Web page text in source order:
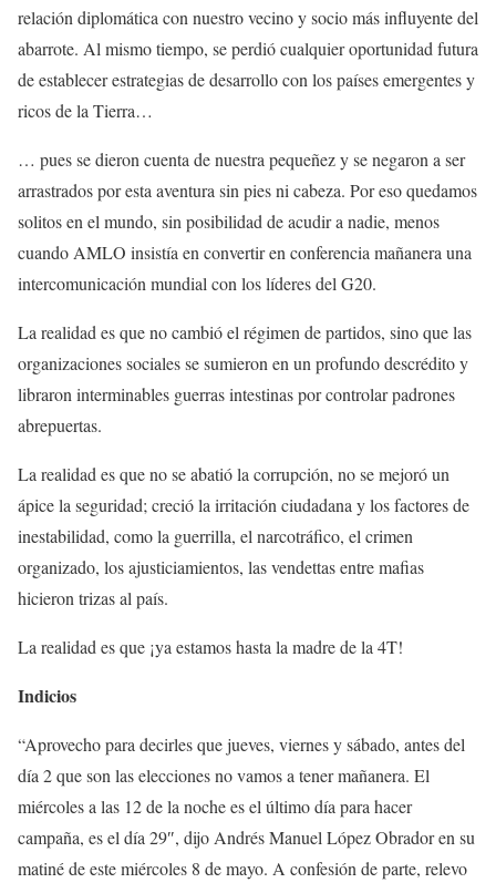
relación diplomática con nuestro vecino y socio más influyente del
abarrote. Al mismo tiempo, se perdió cualquier oportunidad futura
de establecer estrategias de desarrollo con los países emergentes y
ricos de la Tierra…
… pues se dieron cuenta de nuestra pequeñez y se negaron a ser
arrastrados por esta aventura sin pies ni cabeza.‎ Por eso quedamos
solitos en el mundo, sin posibilidad de acudir a nadie, menos
cuando AMLO insistía en convertir en conferencia mañanera una
intercomunicación mundial con los líderes del G20.
La realidad es que no cambió el régimen de partidos, sino que las
organizaciones sociales se sumieron en un profundo descrédito y
libraron interminables guerras intestinas por controlar padrones
abrepuertas.
La realidad es que no se abatió la corrupción, no se mejoró un
ápice la seguridad; creció la irritación ciudadana y los factores de
inestabilidad, como la guerrilla, el narcotráfico, el crimen
organizado, los ajusticiamientos, las vendettas entre mafias
hicieron trizas al país.
La realidad es que ¡ya estamos hasta la madre de la 4T!
Indicios
“Aprovecho para decirles que jueves, viernes y sábado, antes del
día 2 que son las elecciones no vamos a tener mañanera. El
miércoles a las 12 de la noche es el último día para hacer
campaña, es el día 29″, dijo Andrés Manuel López Obrador en su
matiné de este miércoles 8 de mayo. A confesión de parte, relevo